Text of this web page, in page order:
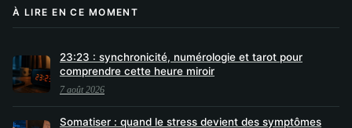
À LIRE EN CE MOMENT
23:23 : synchronicité, numérologie et tarot pour
comprendre cette heure miroir
7 août 2026
Somatiser : quand le stress devient des symptômes